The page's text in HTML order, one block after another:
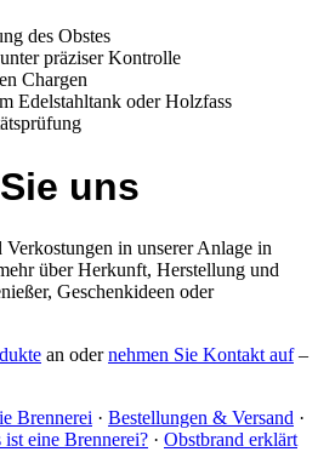
des Obstes
präziser Kontrolle
Chargen
Edelstahltank oder Holzfass
uns
in unserer Anlage in
über Herkunft, Herstellung und
Geschenkideen oder
an odernehmen Sie Kontakt auf–
Brennerei · Bestellungen & Versand ·
ist eine Brennerei? · Obstbrand erklärt